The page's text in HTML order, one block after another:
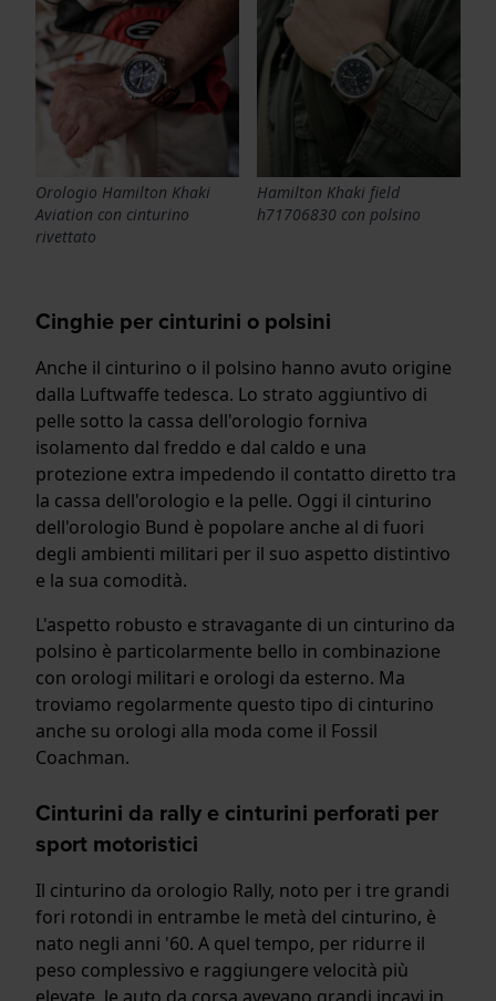
Orologio Hamilton Khaki
Aviation con cinturino
rivettato
Hamilton Khaki field
h71706830 con polsino
Cinghie per cinturini o polsini
Anche il cinturino o il polsino hanno avuto origine
dalla Luftwaffe tedesca. Lo strato aggiuntivo di
pelle sotto la cassa dell'orologio forniva
isolamento dal freddo e dal caldo e una
protezione extra impedendo il contatto diretto tra
la cassa dell'orologio e la pelle. Oggi il cinturino
dell'orologio Bund è popolare anche al di fuori
degli ambienti militari per il suo aspetto distintivo
e la sua comodità.
L'aspetto robusto e stravagante di un cinturino da
polsino è particolarmente bello in combinazione
con orologi militari e orologi da esterno. Ma
troviamo regolarmente questo tipo di cinturino
anche su orologi alla moda come il Fossil
Coachman.
Cinturini da rally e cinturini perforati per
sport motoristici
Il cinturino da orologio Rally, noto per i tre grandi
fori rotondi in entrambe le metà del cinturino, è
nato negli anni '60. A quel tempo, per ridurre il
peso complessivo e raggiungere velocità più